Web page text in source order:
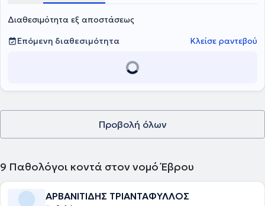
Περιβαλλοντολογική Ιατρική, Ρευματολογία και ΠΦΥ.
Διαθεσιμότητα εξ αποστάσεως
Επόμενη διαθεσιμότητα
Κλείσε ραντεβού
Προβολή όλων
9 Παθολόγοι κοντά στον νομό Έβρου
ΑΡΒΑΝΙΤΙΔΗΣ ΤΡΙΑΝΤΑΦΥΛΛΟΣ